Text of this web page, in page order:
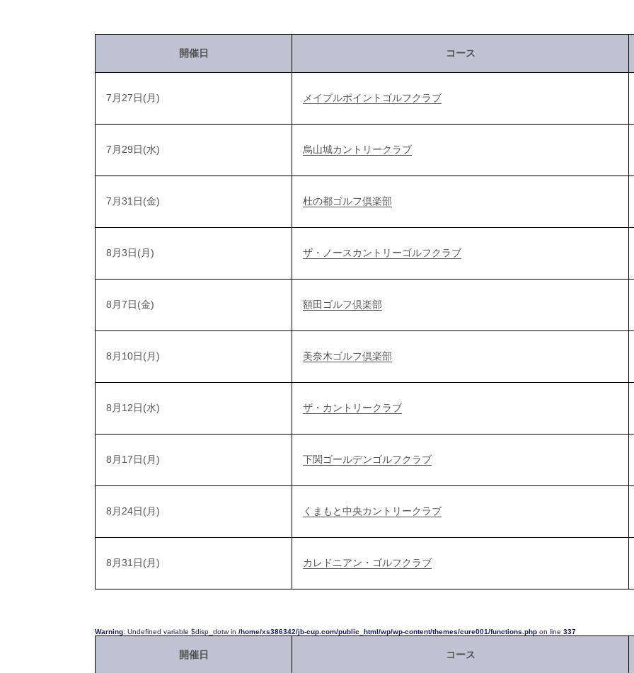
開催日 コース
7月27日(月) メイプルポイントゴルフクラブ
7月29日(水) 烏山城カントリークラブ
7月31日(金) 杜の都ゴルフ倶楽部
8月3日(月) ザ・ノースカントリーゴルフクラブ
8月7日(金) 額田ゴルフ倶楽部
8月10日(月) 美奈木ゴルフ倶楽部
8月12日(水) ザ・カントリークラブ
8月17日(月) 下関ゴールデンゴルフクラブ
8月24日(月) くまもと中央カントリークラブ
8月31日(月) カレドニアン・ゴルフクラブ
Warning: Undefined variable $disp_dotw in/home/xs386342/jb-cup.com/public_html/wp/wp-content/themes/cure001/functions.php on line337
開催日 コース